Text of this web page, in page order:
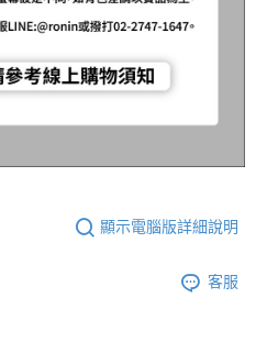
顯示電腦版詳細說明
客服